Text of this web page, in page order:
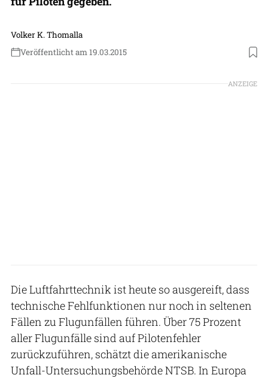
Volker K. Thomalla
Veröffentlicht am 19.03.2015
ANZEIGE
Die Luftfahrttechnik ist heute so ausgereift, dass
technische Fehlfunktionen nur noch in seltenen
Fällen zu Flugunfällen führen. Über 75 Prozent
aller Flugunfälle sind auf Pilotenfehler
zurückzuführen, schätzt die amerikanische
Unfall-Untersuchungsbehörde NTSB. In Europa